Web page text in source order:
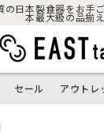
の日本製食器をお手
本最大級の品揃え
セール アウトレ